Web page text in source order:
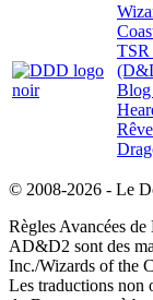
Blog
© 2008-2026 - Le
Règles Avancées
AD&D2 sont des
Inc./Wizards of the
Les traductions non